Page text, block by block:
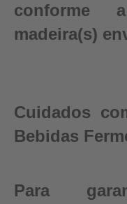
conforme
madeira(s)
Cuidados
Bebidas
Para